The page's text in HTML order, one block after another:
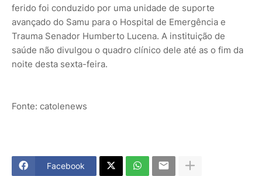
ferido foi conduzido por uma unidade de suporte
avançado do Samu para o Hospital de Emergência e
Trauma Senador Humberto Lucena. A instituição de
saúde não divulgou o quadro clínico dele até as o fim da
noite desta sexta-feira.
Fonte: catolenews
Facebook